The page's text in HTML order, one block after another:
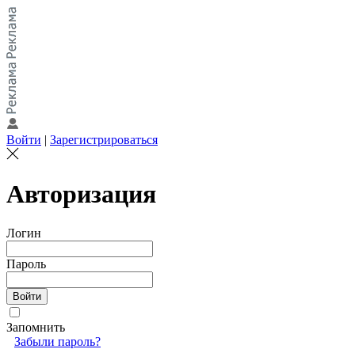
Войти | Зарегистрироваться
Авторизация
Логин
Пароль
Запомнить
Забыли пароль?